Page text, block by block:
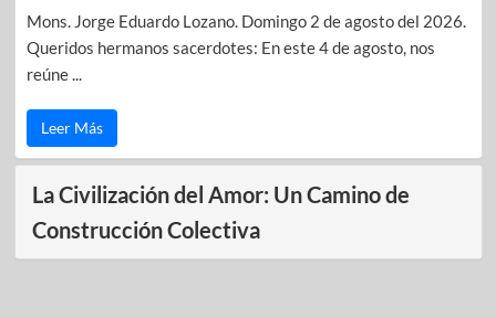
Mons. Jorge Eduardo Lozano. Domingo 2 de agosto del 2026.
Queridos hermanos sacerdotes: En este 4 de agosto, nos
reúne ...
Leer Más
La Civilización del Amor: Un Camino de
Construcción Colectiva